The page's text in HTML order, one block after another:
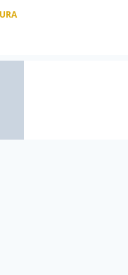
corre como la
capada por el